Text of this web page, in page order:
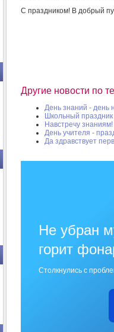
С праздником! В добрый
Другие новости по
День знаний - день
Школьный
Навстречу знаниям!
День учителя -
Да здравствует
Не убран
горит
Столкнулись с